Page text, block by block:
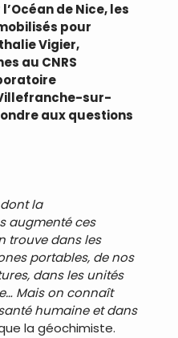
de Nice, les
pour
Vigier,
au CNRS
sur-
aux questions
la
augmenté ces
trouve dans les
portables, de nos
dans les unités
Mais on connaît
humaine et dans
la géochimiste.